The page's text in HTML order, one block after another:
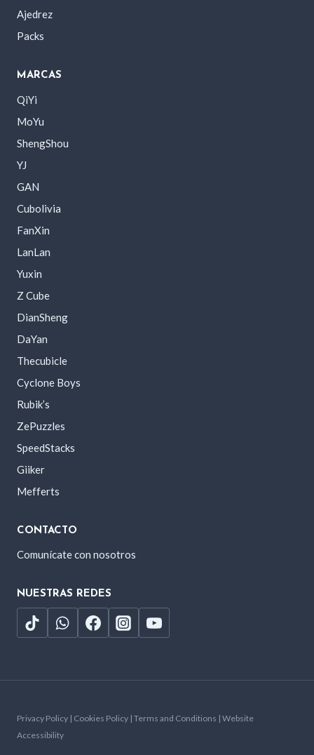
Ajedrez
Packs
MARCAS
QiYi
MoYu
ShengShou
YJ
GAN
Cubolivia
FanXin
LanLan
Yuxin
Z Cube
DianSheng
DaYan
Thecubicle
Cyclone Boys
Rubik’s
ZePuzzles
SpeedStacks
Giiker
Mefferts
CONTACTO
Comunícate con nosotros
NUESTRAS REDES
Privacy Policy | Cookies Policy | Terms and Conditions | Website
Accessibility